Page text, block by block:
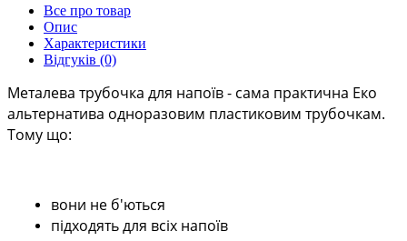
Все про товар
Опис
Характеристики
Відгуків (0)
Металева трубочка для напоїв - сама практична Еко
альтернатива одноразовим пластиковим трубочкам.
Тому що:
вони не б'ються
підходять для всіх напоїв